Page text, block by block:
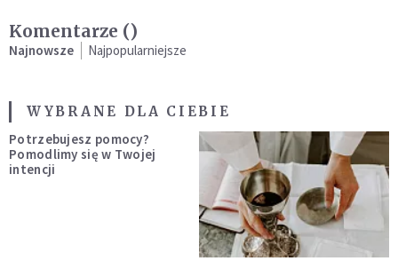
Komentarze ()
Najnowsze Najpopularniejsze
WYBRANE DLA CIEBIE
Potrzebujesz pomocy?
Pomodlimy się w Twojej
intencji